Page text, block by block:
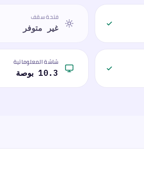
فتحة سقف
غير متوفر
شاشة المعلوماتية
10.3 بوصة